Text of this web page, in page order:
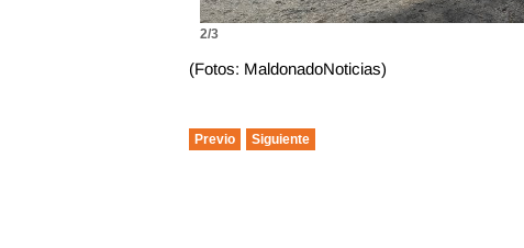
2/3
(Fotos: MaldonadoNoticias)
Previo Siguiente